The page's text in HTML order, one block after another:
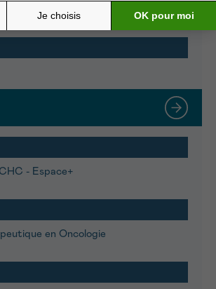
- Espace+
en Oncologie